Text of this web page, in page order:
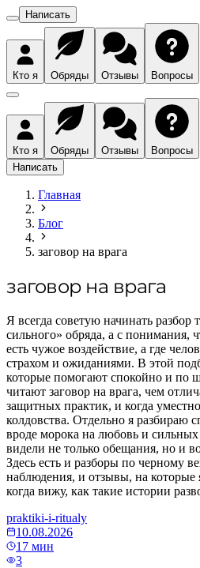
Написать
Кто я Обряды Отзывы Вопросы
Кто я Обряды Отзывы
Вопросы
Написать
Главная
Блог
заговор на врага
заговор на врага
Я всегда советую начинать разбор
сильного» обряда, а с понимания,
есть чужое воздействие, а где
страхом и ожиданиями. В этой
которые помогают спокойно и по
читают заговор на врага, чем
защитных практик, и когда
колдовства. Отдельно я разбираю
вроде морока на любовь и
видели не только обещания, но и
Здесь есть и разборы по черному
наблюдения, и отзывы, на которые
когда вижу, как такие истории
praktiki-i-ritualy
10.08.2026
17 мин
3